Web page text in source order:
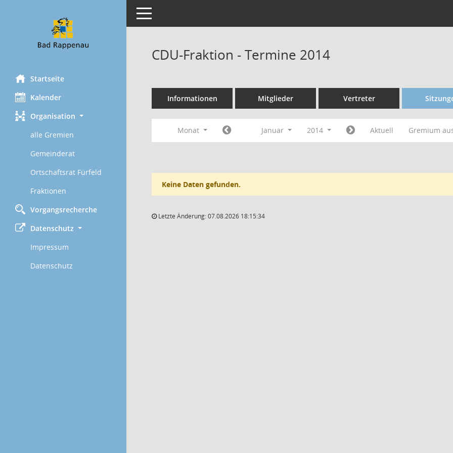
Startseite
Kalender
Organisation
alle Gremien
Gemeinderat
Ortschaftsrat Fürfeld
Fraktionen
Vorgangsrecherche
Datenschutz
Impressum
Datenschutz
Toggle navigation
CDU-Fraktion - Termine 2014
Informationen Mitglieder Vertreter
Monat Januar 2014 Aktuell Gremium
Keine Daten gefunden.
Letzte Änderung: 07.08.2026 18:15:34